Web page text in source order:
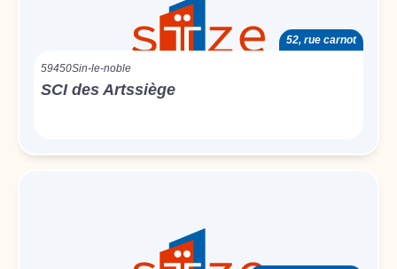
52, rue carnot
59450Sin-le-noble
SCI des Artssiège